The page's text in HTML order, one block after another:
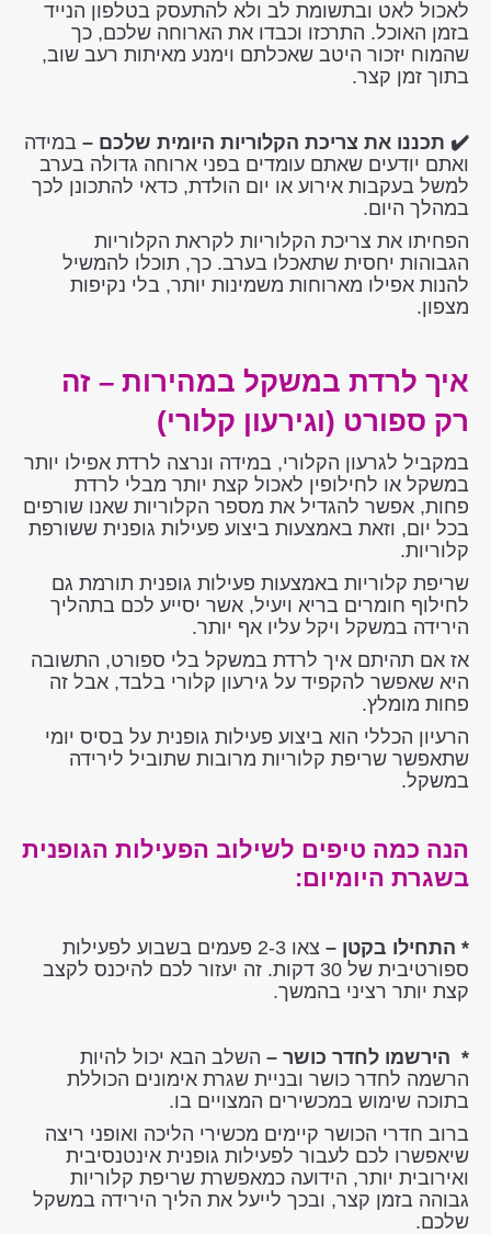
לאכול לאט ובתשומת לב ולא להתעסק בטלפון הנייד
בזמן האוכל. התרכזו וכבדו את הארוחה שלכם, כך
שהמוח יזכור היטב שאכלתם וימנע מאיתות רעב שוב,
בתוך זמן קצר.
✔️ תכננו את צריכת הקלוריות היומית שלכם – במידה
ואתם יודעים שאתם עומדים בפני ארוחה גדולה בערב
למשל בעקבות אירוע או יום הולדת, כדאי להתכונן לכך
במהלך היום.
הפחיתו את צריכת הקלוריות לקראת הקלוריות
הגבוהות יחסית שתאכלו בערב. כך, תוכלו להמשיל
להנות אפילו מארוחות משמינות יותר, בלי נקיפות
מצפון.
איך לרדת במשקל במהירות – זה
רק ספורט (וגירעון קלורי)
במקביל לגרעון הקלורי, במידה ונרצה לרדת אפילו יותר
במשקל או לחילופין לאכול קצת יותר מבלי לרדת
פחות, אפשר להגדיל את מספר הקלוריות שאנו שורפים
בכל יום, וזאת באמצעות ביצוע פעילות גופנית ששורפת
קלוריות.
שריפת קלוריות באמצעות פעילות גופנית תורמת גם
לחילוף חומרים בריא ויעיל, אשר יסייע לכם בתהליך
הירידה במשקל ויקל עליו אף יותר.
אז אם תהיתם איך לרדת במשקל בלי ספורט, התשובה
היא שאפשר להקפיד על גירעון קלורי בלבד, אבל זה
פחות מומלץ.
הרעיון הכללי הוא ביצוע פעילות גופנית על בסיס יומי
שתאפשר שריפת קלוריות מרובות שתוביל לירידה
במשקל.
הנה כמה טיפים לשילוב הפעילות הגופנית
בשגרת היומיום:
* התחילו בקטן –
צאו 2-3 פעמים בשבוע לפעילות
ספורטיבית של 30 דקות. זה יעזור לכם להיכנס לקצב
קצת יותר רציני בהמשך.
* הירשמו לחדר כושר – השלב הבא יכול להיות
הרשמה לחדר כושר ובניית שגרת אימונים הכוללת
בתוכה שימוש במכשירים המצויים בו.
ברוב חדרי הכושר קיימים מכשירי הליכה ואופני ריצה
שיאפשרו לכם לעבור לפעילות גופנית אינטנסיבית
ואירובית יותר, הידועה כמאפשרת שריפת קלוריות
גבוהה בזמן קצר, ובכך לייעל את הליך הירידה במשקל
שלכם.